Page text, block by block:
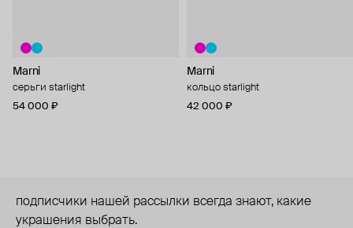
Marni
серьги starlight
54 000 ₽
Marni
кольцо starlight
42 000 ₽
подписчики нашей рассылки всегда знают, какие
украшения выбрать.